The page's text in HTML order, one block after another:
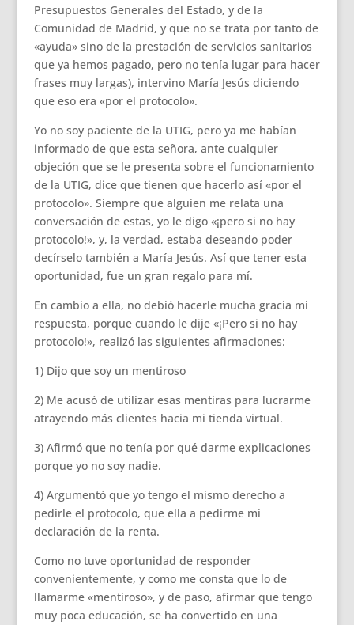
Presupuestos Generales del Estado, y de la
Comunidad de Madrid, y que no se trata por tanto de
«ayuda» sino de la prestación de servicios sanitarios
que ya hemos pagado, pero no tenía lugar para hacer
frases muy largas), intervino María Jesús diciendo
que eso era «por el protocolo».
Yo no soy paciente de la UTIG, pero ya me habían
informado de que esta señora, ante cualquier
objeción que se le presenta sobre el funcionamiento
de la UTIG, dice que tienen que hacerlo así «por el
protocolo». Siempre que alguien me relata una
conversación de estas, yo le digo «¡pero si no hay
protocolo!», y, la verdad, estaba deseando poder
decírselo también a María Jesús. Así que tener esta
oportunidad, fue un gran regalo para mí.
En cambio a ella, no debió hacerle mucha gracia mi
respuesta, porque cuando le dije «¡Pero si no hay
protocolo!», realizó las siguientes afirmaciones:
1) Dijo que soy un mentiroso
2) Me acusó de utilizar esas mentiras para lucrarme
atrayendo más clientes hacia mi tienda virtual.
3) Afirmó que no tenía por qué darme explicaciones
porque yo no soy nadie.
4) Argumentó que yo tengo el mismo derecho a
pedirle el protocolo, que ella a pedirme mi
declaración de la renta.
Como no tuve oportunidad de responder
convenientemente, y como me consta que lo de
llamarme «mentiroso», y de paso, afirmar que tengo
muy poca educación, se ha convertido en una